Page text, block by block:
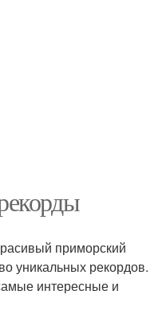
приморский
уникальных рекордов.
интересные и